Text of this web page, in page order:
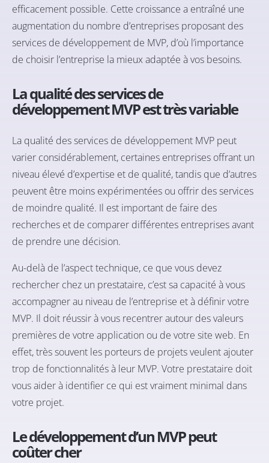
efficacement possible. Cette croissance a entraîné une
augmentation du nombre d’entreprises proposant des
services de développement de MVP, d’où l’importance
de choisir l’entreprise la mieux adaptée à vos besoins.
La qualité des services de
développement MVP est très variable
La qualité des services de développement MVP peut
varier considérablement, certaines entreprises offrant un
niveau élevé d’expertise et de qualité, tandis que d’autres
peuvent être moins expérimentées ou offrir des services
de moindre qualité. Il est important de faire des
recherches et de comparer différentes entreprises avant
de prendre une décision.
Au-delà de l’aspect technique, ce que vous devez
rechercher chez un prestataire, c’est sa capacité à vous
accompagner au niveau de l’entreprise et à définir votre
MVP. Il doit réussir à vous recentrer autour des valeurs
premières de votre application ou de votre site web. En
effet, très souvent les porteurs de projets veulent ajouter
trop de fonctionnalités à leur MVP. Votre prestataire doit
vous aider à identifier ce qui est vraiment minimal dans
votre projet.
Le développement d’un MVP peut
coûter cher